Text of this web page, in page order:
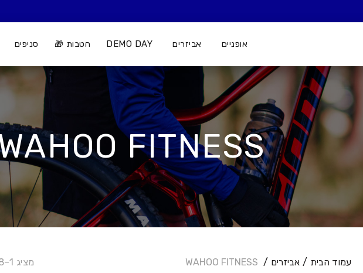
אופניים אביזרים DEMO DAY הטבות 🎁 סניפים
FITNESS
עמוד הבית אביזרים מציג 1–28 מתוך 38 תוצאות